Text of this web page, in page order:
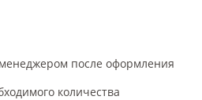
после оформления
количества